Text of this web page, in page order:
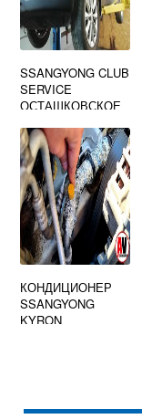
SSANGYONG CLUB
SERVICE
ОСТАШКОВСКОЕ
КОНДИЦИОНЕР
SSANGYONG
KYRON